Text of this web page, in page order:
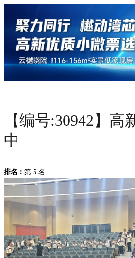
【编号:30942】高
中
排名： 第 5 名